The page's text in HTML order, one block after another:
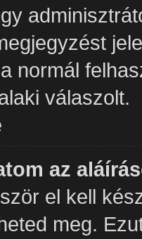
normál
válaszolt.
az
el kell
meg.